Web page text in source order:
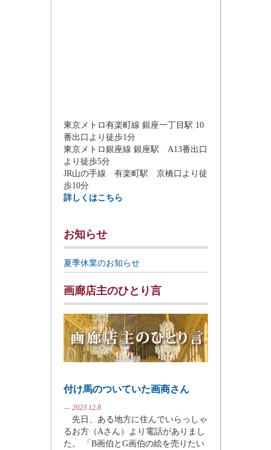
東京メトロ有楽町線 銀座一丁目駅 10
番出口より徒歩1分
東京メトロ銀座線 銀座駅 A13番出口
より徒歩5分
JR山の手線 有楽町駅 京橋口より徒
歩10分
詳しくはこちら
お知らせ
夏季休業のお知らせ
画廊店主のひとり言
付け馬のついていた画商さん
— 2023.12.8
先日、ある地方に住んでいらっしゃ
るお方（Aさん）より電話がありまし
た。 「B画伯とG画伯の絵を売りたい